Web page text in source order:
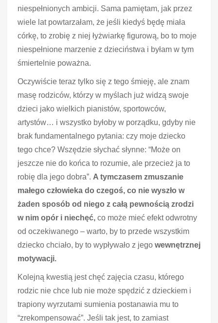
niespełnionych ambicji. Sama pamiętam, jak przez
wiele lat powtarzałam, że jeśli kiedyś będę miała
córkę, to zrobię z niej łyżwiarkę figurową, bo to moje
niespełnione marzenie z dzieciństwa i byłam w tym
śmiertelnie poważna.
Oczywiście teraz tylko się z tego śmieję, ale znam
masę rodziców, którzy w myślach już widzą swoje
dzieci jako wielkich pianistów, sportowców,
artystów… i wszystko byłoby w porządku, gdyby nie
brak fundamentalnego pytania: czy moje dziecko
tego chce? Wszędzie słychać słynne: “Może on
jeszcze nie do końca to rozumie, ale przecież ja to
robię dla jego dobra”. A tymczasem zmuszanie
małego człowieka do czegoś, co nie wyszło w
żaden sposób od niego z całą pewnością zrodzi
w nim opór i niechęć,co może mieć efekt odwrotny
od oczekiwanego – warto, by to przede wszystkim
dziecko chciało, by to wypływało z jego wewnętrznej
motywacji.
Kolejną kwestią jest chęć zajęcia czasu, którego
rodzic nie chce lub nie może spędzić z dzieckiem i
trapiony wyrzutami sumienia postanawia mu to
“zrekompensować”. Jeśli tak jest, to zamiast